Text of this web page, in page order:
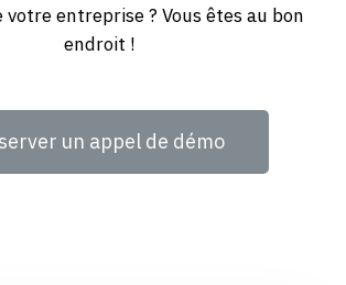
votre entreprise ? Vous êtes au bon
endroit !
un appel de démo